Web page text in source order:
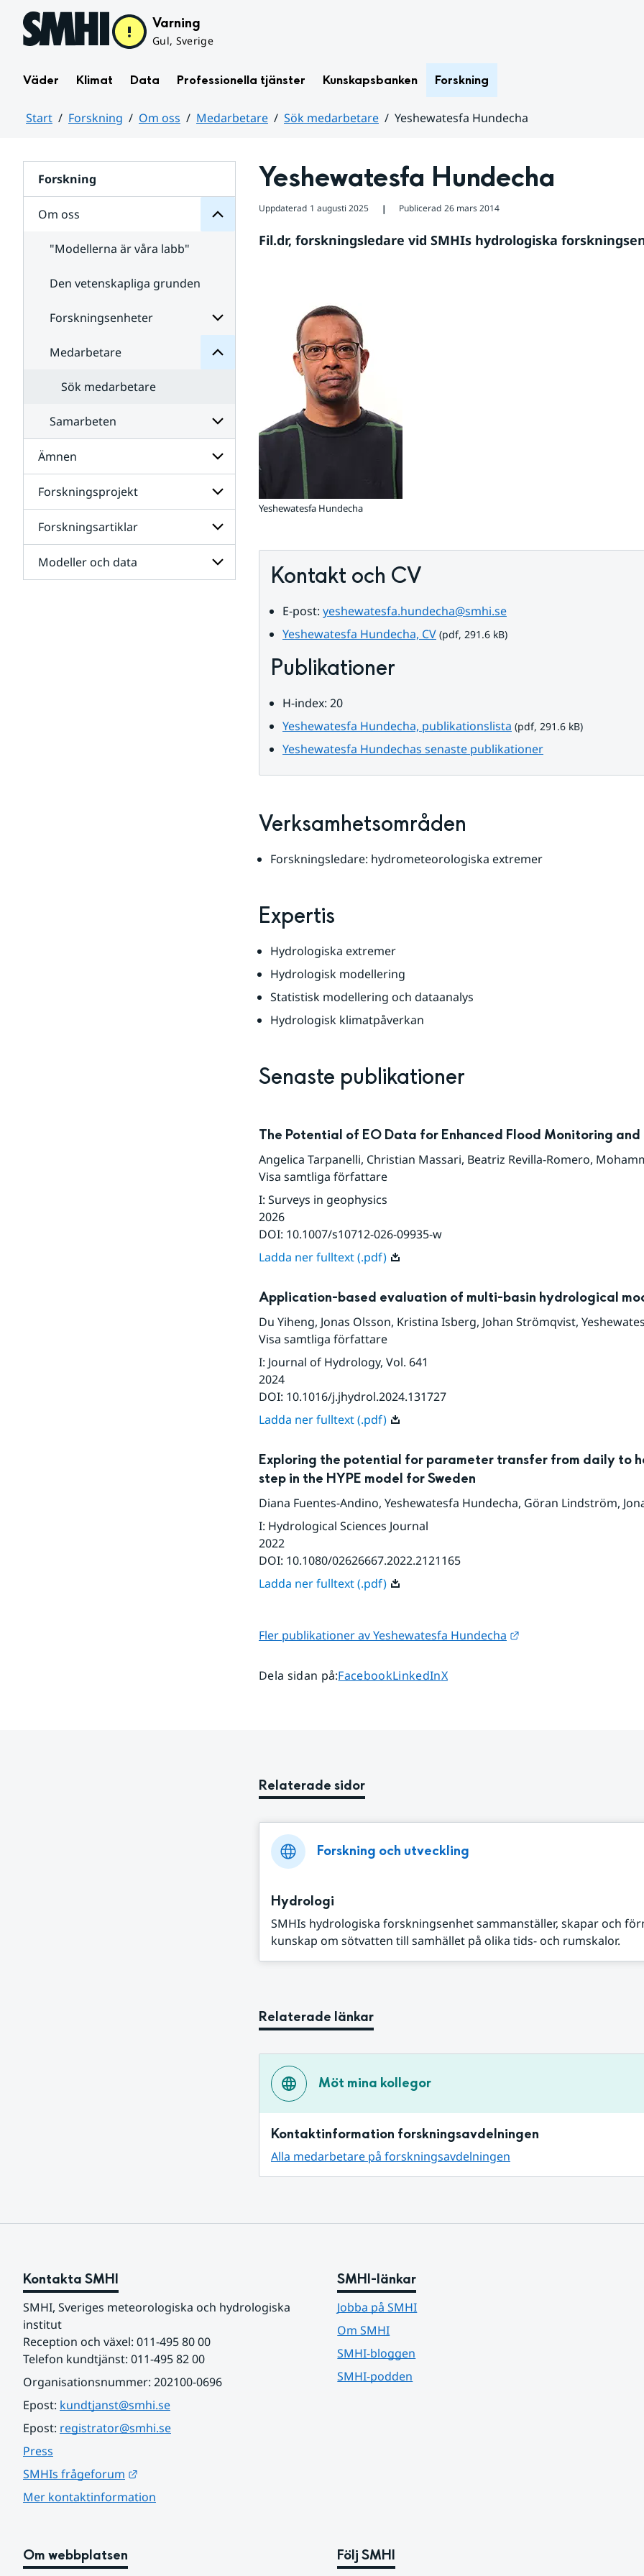
Hoppa till sidans innehåll Varning
Gul, Sverige
Väder Klimat Data Professionella tjänster Kunskapsbanken Forskning
Start Forskning Om oss Medarbetare Sök medarbetare
Yeshewatesfa Hundecha
Forskning
Om oss
för
"Modellerna är våra labb"
Den vetenskapliga grunden
Forskningsenheter
Undersidor
Forskningsenheter
Medarbetare
Undersidor
Medarbetare
Sök medarbetare
Samarbeten
Undersidor
för
Samarbeten
Ämnen
Undersidor
för
Ämnen
Forskningsprojekt
Undersidor
för
Forskningsprojekt
Forskningsartiklar
Undersidor
för
Modeller och data
Yeshewatesfa Hundecha
Uppdaterad 1 augusti 2025 ❘ Publicerad 26 mars 2014
Fil.dr, forskningsledare vid SMHIs hydrologiska
Yeshewatesfa Hundecha
Kontakt och CV
E-post: yeshewatesfa.hundecha@smhi.se
Yeshewatesfa Hundecha, CVpdf, 291.6 kB.
(pdf, 291.6 kB)
Publikationer
H-index: 20
Yeshewatesfa Hundecha, publikationslistapdf, 291.6 kB.
(pdf, 291.6 kB)
Yeshewatesfa Hundechas senaste publikationer
Verksamhetsområden
Forskningsledare: hydrometeorologiska extremer
Expertis
Hydrologiska extremer
Hydrologisk modellering
Statistisk modellering och dataanalys
Hydrologisk klimatpåverkan
Senaste publikationer
The Potential of EO Data for Enhanced Flood Monitoring
Angelica Tarpanelli, Christian Massari, Beatriz Revilla-Romero,
Visa samtliga författare
I: Surveys in geophysics
2026
DOI: 10.1007/s10712-026-09935-w
Ladda ner fulltext (.pdf)
Application-based evaluation of multi-basin hydrological
Du Yiheng, Jonas Olsson, Kristina Isberg, Johan Strömqvist,
Visa samtliga författare
I: Journal of Hydrology, Vol. 641
2024
DOI: 10.1016/j.jhydrol.2024.131727
Ladda ner fulltext (.pdf)
Exploring the potential for parameter transfer from daily to
step in the HYPE model for Sweden
Diana Fuentes-Andino, Yeshewatesfa Hundecha, Göran Lindström,
I: Hydrological Sciences Journal
2022
DOI: 10.1080/02626667.2022.2121165
Ladda ner fulltext (.pdf)
Fler publikationer av Yeshewatesfa Hundecha Länk till annan
Dela sidan på:Dela sidan på
FacebookDela sidan på
LinkedInDela sidan på
X
Relaterade sidor
Forskning och utveckling
Hydrologi
SMHIs hydrologiska forskningsenhet sammanställer, skapar och
kunskap om sötvatten till samhället på olika tids- och rumskalor.
Relaterade länkar
Möt mina kollegor
Kontaktinformation forskningsavdelningen
Alla medarbetare på forskningsavdelningen
Kontakta SMHI
SMHI, Sveriges meteorologiska och hydrologiska
institut
Reception och växel: 011-495 80 00
Telefon kundtjänst: 011-495 82 00
Organisationsnummer: 202100-0696
Epost: kundtjanst@smhi.se
Epost: registrator@smhi.se
Press
SMHIs frågeforum
Mer kontaktinformation
SMHI-länkar
Jobba på SMHI
Om SMHI
SMHI-bloggen
SMHI-podden
Om webbplatsen Följ SMHI